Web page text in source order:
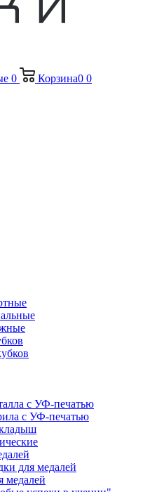
0 Корзина0 0
с УФ-печатью
с УФ-печатью
для медалей
медалей